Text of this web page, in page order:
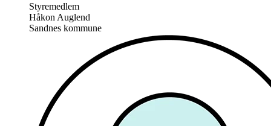
Styremedlem
Håkon Auglend
Sandnes kommune